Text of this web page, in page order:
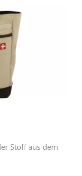
Stoff aus dem